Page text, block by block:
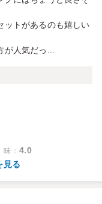
ットがあるのも嬉しい
人気だっ...
味 ： 4.0
見る